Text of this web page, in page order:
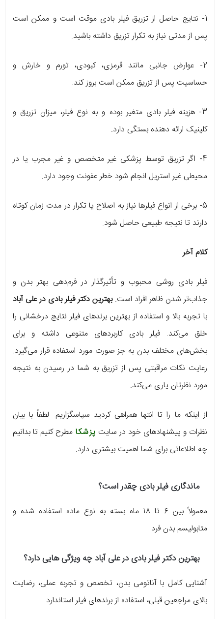
1- نتایج حاصل از تزریق فیلر بادی موقت است و ممکن است
پس از مدتی نیاز به تکرار تزریق داشته باشید.
2- عوارض جانبی مانند قرمزی، کبودی، تورم و خارش و
حساسیت پس از تزریق ممکن است بروز کند.
3- هزینه فیلر بادی متغیر بوده و به نوع فیلر، میزان تزریق و
کلینیک ارائه دهنده بستگی دارد.
4- اگر تزریق توسط پزشکی غیر متخصص و غیر مجرب یا در
محیطی غیر استریل انجام شود خطر عفونت وجود دارد.
5- برخی از انواع فیلرها نیاز به اصلاح یا تکرار در مدت زمان کوتاه
دارند تا نتیجه طبیعی حاصل شود.
کلام آخر
فیلر بادی روشی محبوب و تأثیرگذار در فرم‌دهی بهتر بدن و
جذاب‌تر شدن ظاهر افراد است.بهترین دکتر فیلر بادی در علی آباد
با تجربه بالا و استفاده از بهترین برندهای فیلر نتایج درخشانی را
خلق می‌کند. فیلر بادی کاربردهای متنوعی داشته و برای
بخش‌های مختلف بدن به جز صورت مورد استفاده قرار می‌گیرد.
رعایت نکات مراقبتی پس از تزریق به شما در رسیدن به نتیجه
مورد نظرتان یاری می‌کند.
از اینکه ما را تا انتها همراهی کردید سپاسگزاریم. لطفاً با بیان
نظرات و پیشنهادهای خود در سایت پزشکا مطرح کنیم تا بدانیم
چه اطلاعاتی برای شما اهمیت بیشتری دارد.
ماندگاری فیلر بادی چقدر است؟
معمولاً بین ۶ تا ۱۸ ماه بسته به نوع ماده استفاده‌ شده و
متابولیسم بدن فرد
بهترین دکتر فیلر بادی در علی آباد چه ویژگی هایی دارد؟
آشنایی کامل با آناتومی بدن، تخصص و تجربه عملی، رضایت
بالای مراجعین قبلی، استفاده از برندهای فیلر استاندارد